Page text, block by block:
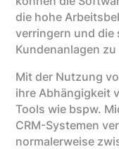
die hohe
verringern und die
Kundenanlagen
Mit der Nutzung
ihre Abhängigkeit
Tools wie bspw.
CRM-Systemen
normalerweise